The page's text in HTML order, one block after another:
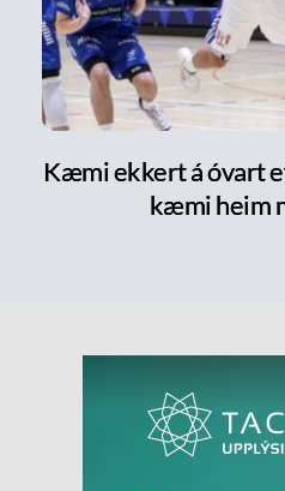
Kæmi ekkert á óvart
kæmi heim